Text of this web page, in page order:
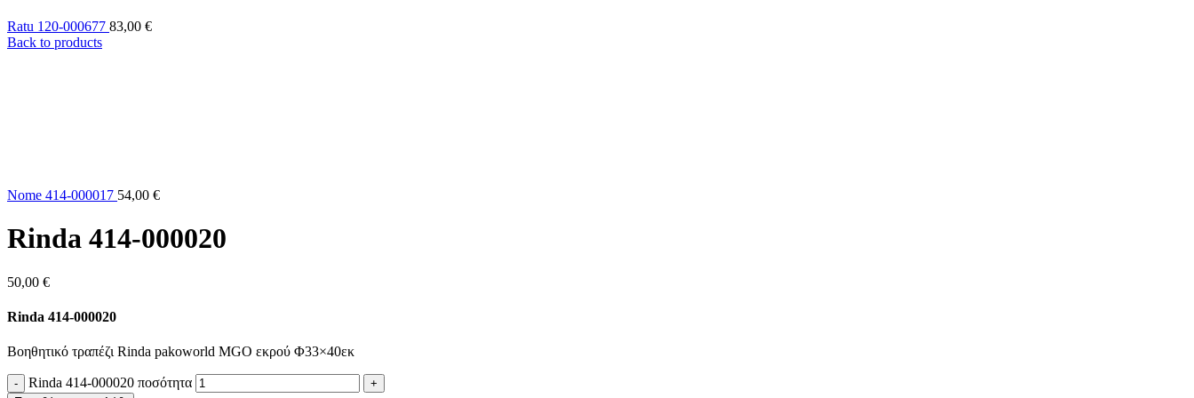
Ratu 120-000677 83,00 €
Back to products
Nome 414-000017 54,00 €
Rinda 414-000020
50,00 €
Rinda 414-000020
Βοηθητικό τραπέζι Rinda pakoworld MGO εκρού Φ33×40εκ
Rinda 414-000020 ποσότητα